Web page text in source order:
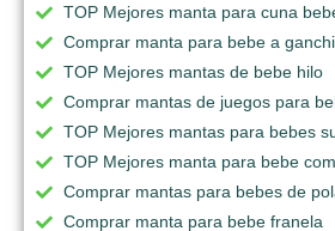
TOP Mejores manta para cuna
Comprar manta para bebe a
TOP Mejores mantas de bebe hilo
Comprar mantas de juegos para
TOP Mejores mantas para bebes
TOP Mejores manta para bebe
Comprar mantas para bebes de
Comprar manta para bebe franela